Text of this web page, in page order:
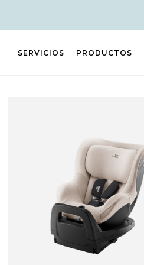
SERVICIOS PRODUCTOS